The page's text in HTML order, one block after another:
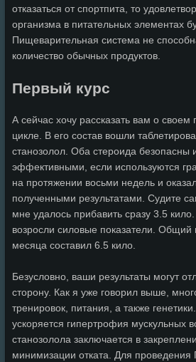
отказаться от спортпита, то
организма в питательных элементах
Пищеварительная система не
количество обычных продуктов.
Первый курс
А сейчас хочу рассказать вам о
цикле. В его состав вошли
станозолол. Оба стероида безопасны
эффективными, если используются
на протяжении восьми недель и
полученными результатами. Судите
мне удалось прибавить сразу 3.5
возросли силовые показатели. Общий
месяца составил 6.5 кило.
Безусловно, ваши результаты могут
сторону. Как я уже говорил выше,
тренировок, питания, а также
ускоряется гипертрофия мускульных
станозолола заключается в
минимизации отката. Для проведения